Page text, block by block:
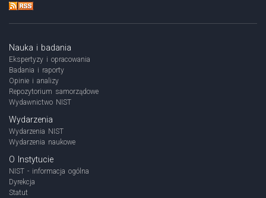
Nauka i badania
Ekspertyzy i opracowania
Badania i raporty
Opinie i analizy
Repozytorium samorządowe
Wydawnictwo NIST
Wydarzenia
Wydarzenia NIST
Wydarzenia naukowe
O Instytucie
NIST - informacja ogólna
Dyrekcja
Statut